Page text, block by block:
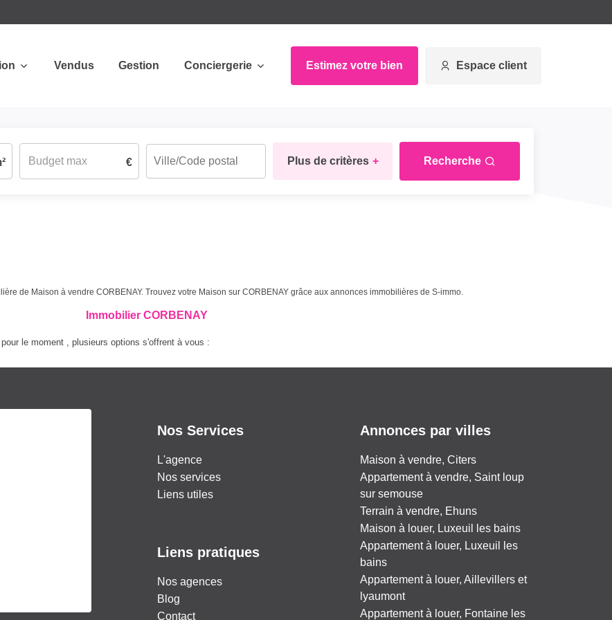
Vendus Gestion Conciergerie Estimez votre bien Espace client
€ Plus de critères + Recherche
de Maison à vendre CORBENAY. Trouvez votre Maison sur CORBENAY grâce aux annonces immobilières de S-immo.
Immobilier CORBENAY
le moment , plusieurs options s'offrent à vous :
Nos Services
L'agence
Nos services
Liens utiles
Liens pratiques
Nos agences
Blog
Contact
Annonces par villes
Maison à vendre, Citers
Appartement à vendre, Saint loup
sur semouse
Terrain à vendre, Ehuns
Maison à louer, Luxeuil les bains
Appartement à louer, Luxeuil les
bains
Appartement à louer, Aillevillers et
lyaumont
Appartement à louer, Fontaine les